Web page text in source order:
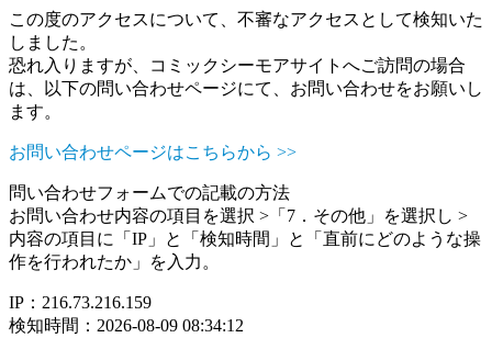
この度のアクセスについて、不審なアクセスとして検知いた
しました。
恐れ入りますが、コミックシーモアサイトへご訪問の場合
は、以下の問い合わせページにて、お問い合わせをお願いし
ます。
お問い合わせページはこちらから >>
問い合わせフォームでの記載の方法
お問い合わせ内容の項目を選択 >「7．その他」を選択し >
内容の項目に「IP」と「検知時間」と「直前にどのような操
作を行われたか」を入力。
IP：216.73.216.159
検知時間：2026-08-09 08:34:12